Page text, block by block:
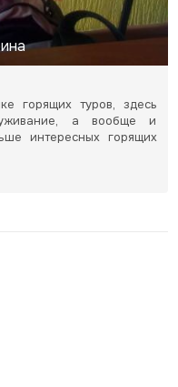
горящих туров, здесь
а вообще и
интересных горящих